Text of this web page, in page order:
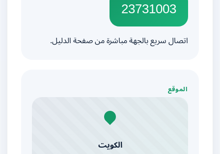
23731003
اتصال سريع بالجهة مباشرة من صفحة الدليل.
الموقع
الكويت